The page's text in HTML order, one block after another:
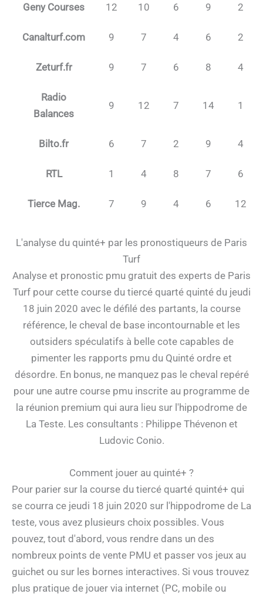
Geny Courses 12 10 6 9 2
Canalturf.com 9 7 4 6 2
Zeturf.fr 9 7 6 8 4
Radio
Balances
9 12 7 14 1
Bilto.fr 6 7 2 9 4
RTL 1 4 8 7 6
Tierce Mag. 7 9 4 6 12
L'analyse du quinté+ par les pronostiqueurs de Paris
Turf
Analyse et pronostic pmu gratuit des experts de Paris
Turf pour cette course du tiercé quarté quinté du jeudi
18 juin 2020 avec le défilé des partants, la course
référence, le cheval de base incontournable et les
outsiders spéculatifs à belle cote capables de
pimenter les rapports pmu du Quinté ordre et
désordre. En bonus, ne manquez pas le cheval repéré
pour une autre course pmu inscrite au programme de
la réunion premium qui aura lieu sur l'hippodrome de
La Teste. Les consultants : Philippe Thévenon et
Ludovic Conio.
Comment jouer au quinté+ ?
Pour parier sur la course du tiercé quarté quinté+ qui
se courra ce jeudi 18 juin 2020 sur l'hippodrome de La
teste, vous avez plusieurs choix possibles. Vous
pouvez, tout d'abord, vous rendre dans un des
nombreux points de vente PMU et passer vos jeux au
guichet ou sur les bornes interactives. Si vous trouvez
plus pratique de jouer via internet (PC, mobile ou